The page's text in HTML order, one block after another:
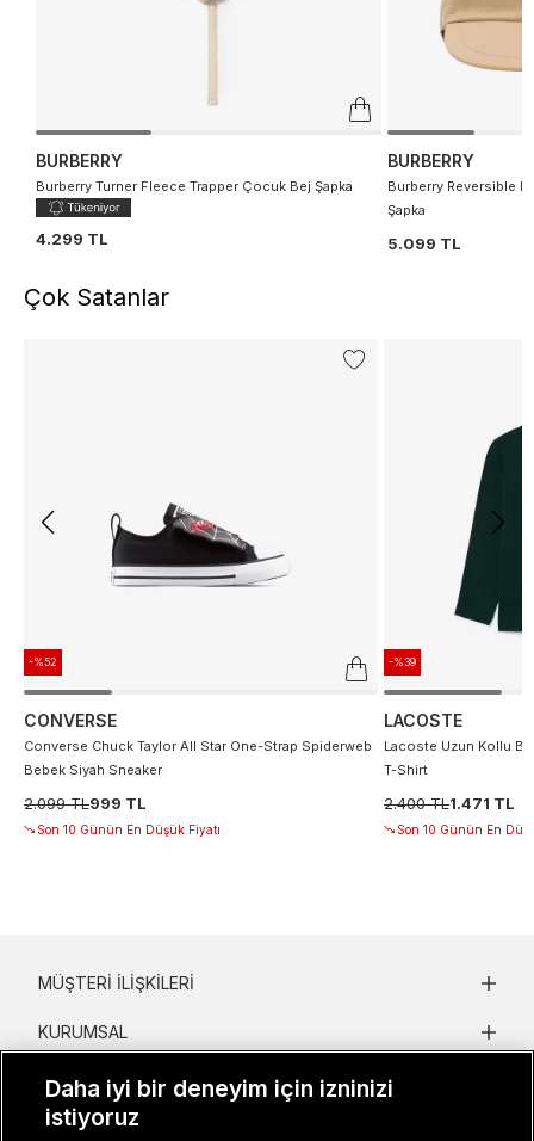
BURBERRY
Burberry Turner Fleece Trapper Çocuk Bej Şapka
4.299 TL
BURBERRY
Burberry Reversible
Şapka
5.099 TL
Çok Satanlar
-%52
CONVERSE
Converse Chuck Taylor All Star One-Strap Spiderweb
Bebek Siyah Sneaker
2.099 TL999 TL
Son 10 Günün En Düşük Fiyatı
-%39
LACOSTE
Lacoste Uzun Kollu
T-Shirt
2.400 TL1.471 TL
Son 10 Günün En
MÜŞTERI İLIŞKILERI
KURUMSAL
KADIN KATEGORILER
GRUP MARKALAR
Daha iyi bir deneyim için izninizi
istiyoruz